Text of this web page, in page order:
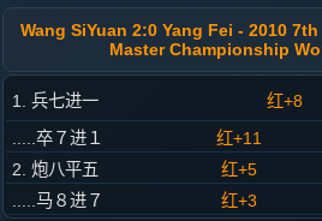
Wang SiYuan 2:0 Yang Fei - 2010
Master Championship
1. 兵七进一 红+8
.....卒７进１
红+11
2. 炮八平五
红+5
.....马８进７
红+3